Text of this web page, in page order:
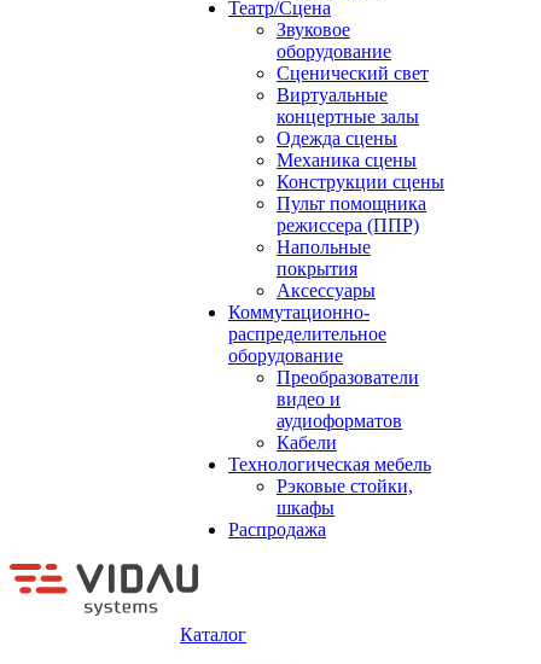
Театр/Сцена
Звуковое
оборудование
Сценический свет
Виртуальные
концертные залы
Одежда сцены
Механика сцены
Конструкции сцены
Пульт помощника
режиссера (ППР)
Напольные
покрытия
Аксессуары
Коммутационно-
распределительное
оборудование
Преобразователи
видео и
аудиоформатов
Кабели
Технологическая мебель
Рэковые стойки,
шкафы
Распродажа
Каталог